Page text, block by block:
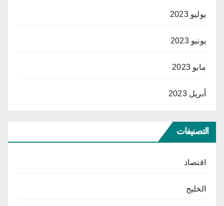
يوليو 2023
يونيو 2023
مايو 2023
أبريل 2023
التصنيفات
اقتصاد
الخليج